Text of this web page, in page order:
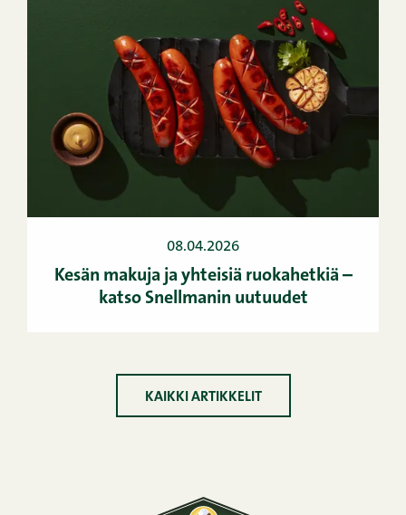
08.04.2026
Kesän makuja ja yhteisiä ruokahetkiä –
katso Snellmanin uutuudet
KAIKKI ARTIKKELIT